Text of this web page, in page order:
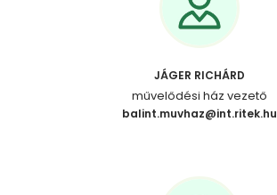
JÁGER RICHÁRD
művelődési ház vezető
balint.muvhaz@int.ritek.hu